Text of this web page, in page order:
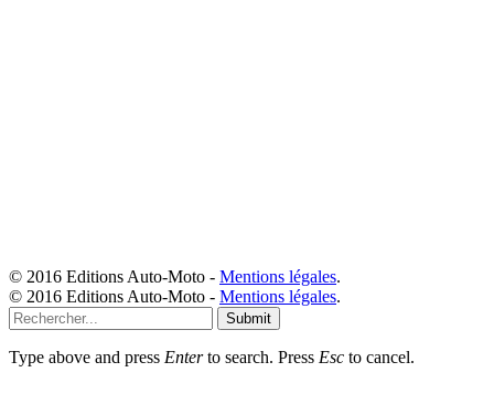
© 2016 Editions Auto-Moto - Mentions légales.
© 2016 Editions Auto-Moto - Mentions légales.
Submit
Type above and press Enterto search. Press Esc to cancel.